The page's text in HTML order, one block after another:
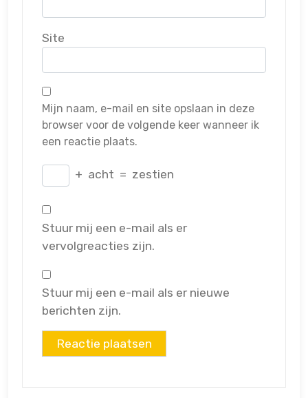
Site
Mijn naam, e-mail en site opslaan in deze
browser voor de volgende keer wanneer ik
een reactie plaats.
+ acht = zestien
Stuur mij een e-mail als er
vervolgreacties zijn.
Stuur mij een e-mail als er nieuwe
berichten zijn.